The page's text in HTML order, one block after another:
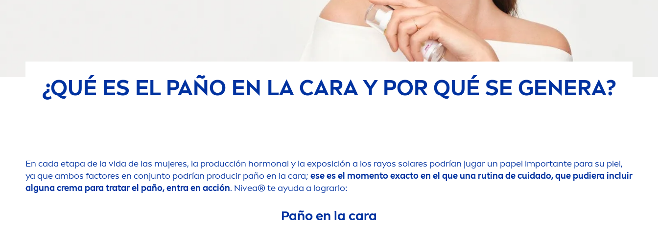
¿QUÉ ES EL PAÑO EN LA CARA Y POR QUÉ SE GENERA?
En cada etapa de la vida de las mujeres, la producción hormonal y la exposición a los rayos solares podrían jugar un papel importante para su piel,
ya que ambos factores en conjunto podrían producir paño en la cara; ese es el momento exacto en el que una rutina de cuidado, que pudiera incluir
alguna crema para tratar el paño, entra en acción. Nivea® te ayuda a lograrlo:
Paño en la cara